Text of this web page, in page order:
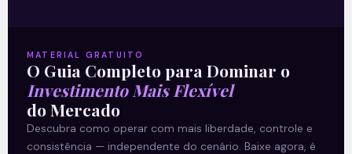
22/06/2018
MATERIAL GRATUITO
O Guia Completo para Dominar o
Investimento Mais Flexível
do Mercado
Descubra como operar com mais liberdade, controle e
consistência — independente do cenário. Baixe agora, é